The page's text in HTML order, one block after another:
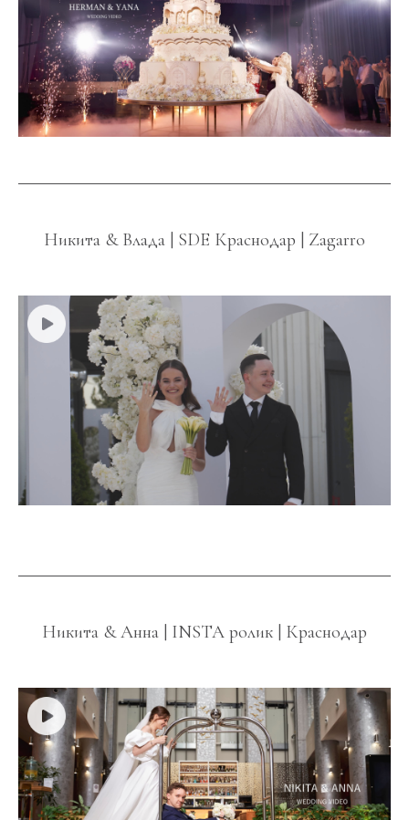
Никита & Влада | SDE Краснодар | Zagarro
Никита & Анна | INSTA ролик | Краснодар